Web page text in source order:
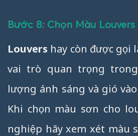
Bước 8: Chọn Màu Louvers
Louvers hay còn được gọi
vai trò quan trọng
lượng ánh sáng và gió
Khi chọn màu sơn cho
nghiệp hãy xem xét màu